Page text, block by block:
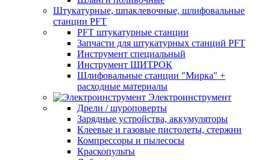
Штукатурные, шпаклевочные, шлифовальные
станции PFT
PFT штукатурные станции
Запчасти для штукатурных станций PFT
Инструмент специальный
Инструмент ШИТРОК
Шлифовальные станции "Мирка" +
расходные материалы
Электроинструмент
Дрели / шуроповерты
Зарядные устройства, аккумуляторы
Клеевые и газовые пистолеты, стержни
Компрессоры и пылесосы
Краскопульты